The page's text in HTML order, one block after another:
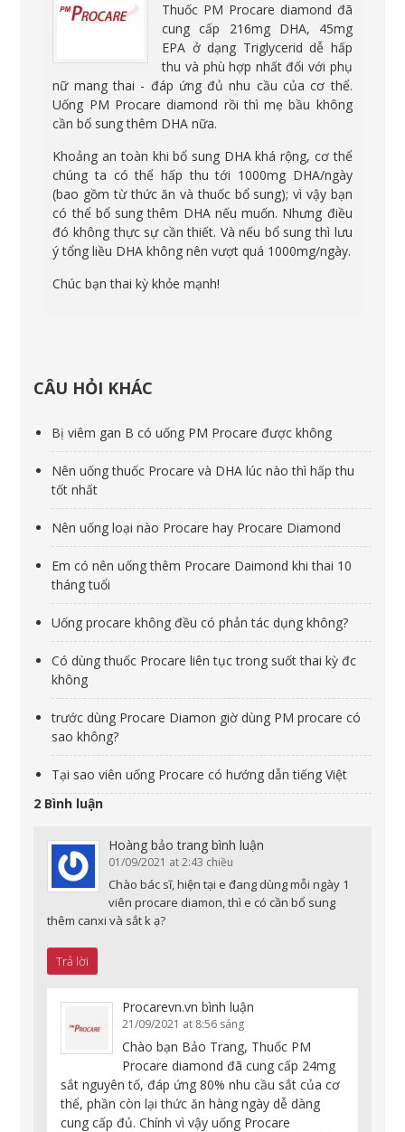
Thuốc PM Procare diamond đã
cung cấp 216mg DHA, 45mg
EPA ở dạng Triglycerid dễ hấp
thu và phù hợp nhất đối với phụ
nữ mang thai - đáp ứng đủ nhu cầu của cơ thể.
Uống PM Procare diamond rồi thì mẹ bầu không
cần bổ sung thêm DHA nữa.
Khoảng an toàn khi bổ sung DHA khá rộng, cơ thể
chúng ta có thể hấp thu tới 1000mg DHA/ngày
(bao gồm từ thức ăn và thuốc bổ sung); vì vậy bạn
có thể bổ sung thêm DHA nếu muốn. Nhưng điều
đó không thực sự cần thiết. Và nếu bổ sung thì lưu
ý tổng liều DHA không nên vượt quá 1000mg/ngày.
Chúc bạn thai kỳ khỏe mạnh!
CÂU HỎI KHÁC
Bị viêm gan B có uống PM Procare được không
Nên uống thuốc Procare và DHA lúc nào thì hấp thu
tốt nhất
Nên uống loại nào Procare hay Procare Diamond
Em có nên uống thêm Procare Daimond khi thai 10
tháng tuổi
Uống procare không đều có phản tác dụng không?
Có dùng thuốc Procare liên tục trong suốt thai kỳ đc
không
trước dùng Procare Diamon giờ dùng PM procare có
sao không?
Tại sao viên uống Procare có hướng dẫn tiếng Việt
2 Bình luận
Hoàng bảo trang bình luận
01/09/2021 at 2:43 chiều
Chào bác sĩ, hiện tại e đang dùng mỗi ngày 1
viên procare diamon, thì e có cần bổ sung
thêm canxi và sắt k ạ?
Trả lời
Procarevn.vn bình luận
21/09/2021 at 8:56 sáng
Chào bạn Bảo Trang, Thuốc PM
Procare diamond đã cung cấp 24mg
sắt nguyên tố, đáp ứng 80% nhu cầu sắt của cơ
thể, phần còn lại thức ăn hàng ngày dễ dàng
cung cấp đủ. Chính vì vậy uống Procare